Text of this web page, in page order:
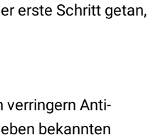
erste Schritt getan,
verringern Anti-
bekannten